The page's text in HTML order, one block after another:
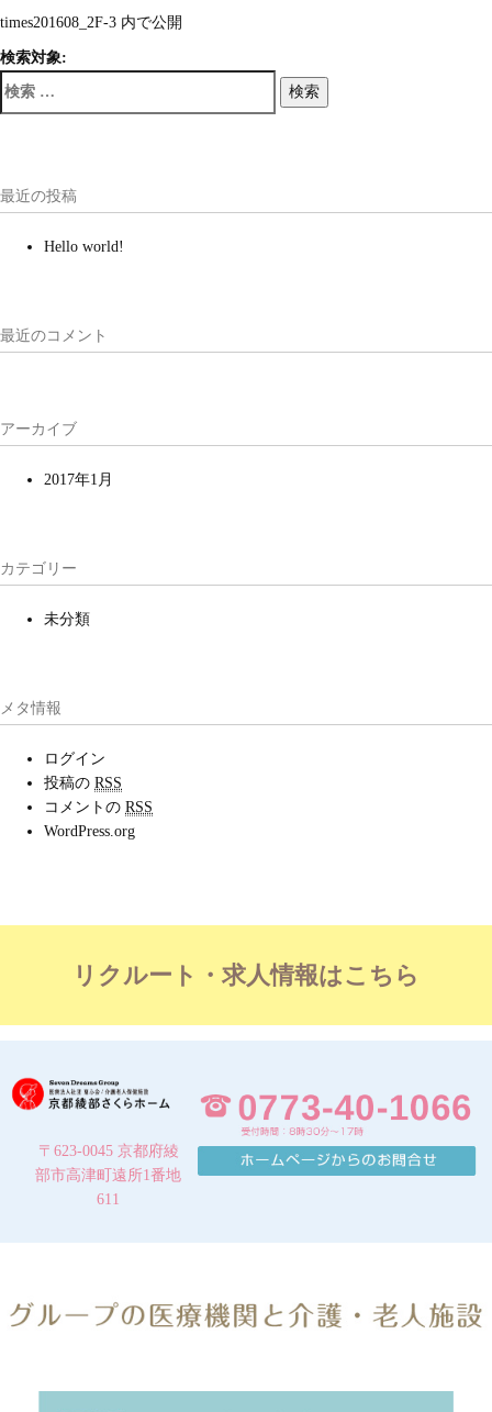
times201608_2F-3 内で公開
検索対象:
検索
最近の投稿
Hello world!
最近のコメント
アーカイブ
2017年1月
カテゴリー
未分類
メタ情報
ログイン
投稿の RSS
コメントの RSS
WordPress.org
リクルート・求人情報はこちら
〒623-0045 京都府綾
部市高津町遠所1番地
611